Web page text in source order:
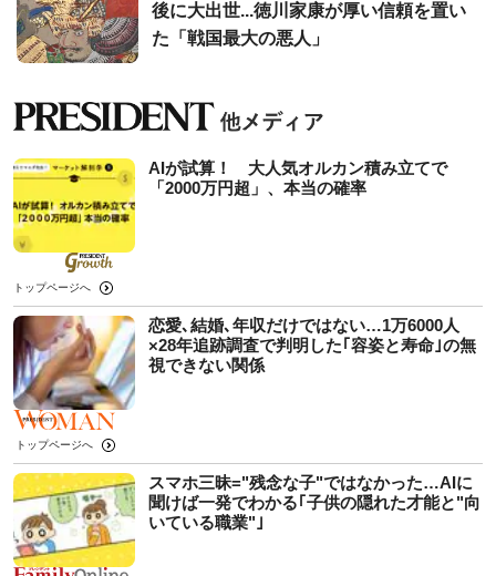
後に大出世...徳川家康が厚い信頼を置い
た「戦国最大の悪人」
AIが試算！ 大人気オルカン積み立てで
「2000万円超」、本当の確率
トップページへ
恋愛､結婚､年収だけではない…1万6000人
×28年追跡調査で判明した｢容姿と寿命｣の無
視できない関係
トップページへ
スマホ三昧="残念な子"ではなかった…AIに
聞けば一発でわかる｢子供の隠れた才能と"向
いている職業"｣